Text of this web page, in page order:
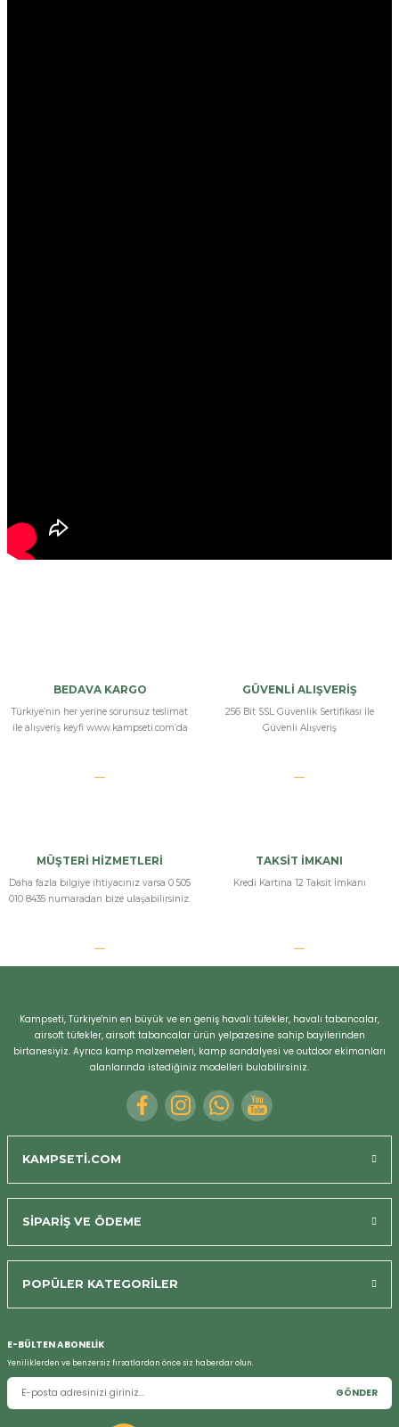
güçlü bir tabanca arıyordum kampsetini aradım bana bu tabancayı
önerdiler bu çok manyak makinaymış bayıldım tavsiye ederim herkese
hatsan velox
İsmail Sert | 13/01/2025
BEDAVA KARGO
Türkiye’nin her yerine sorunsuz teslimat
ile alışveriş keyfi www.kampseti.com’da
GÜVENLİ ALIŞVERİŞ
256 Bit SSL Güvenlik Sertifikası İle
Güvenli Alışveriş
MÜŞTERİ HİZMETLERİ
Daha fazla bilgiye ihtiyacınız varsa 0 505
010 8435 numaradan bize ulaşabilirsiniz.
TAKSİT İMKANI
Kredi Kartına 12 Taksit İmkanı
Kampseti, Türkiye'nin en büyük ve en geniş havalı tüfekler, havalı tabancalar,
airsoft tüfekler, airsoft tabancalar ürün yelpazesine sahip bayilerinden
birtanesiyiz. Ayrıca kamp malzemeleri, kamp sandalyesi ve outdoor ekimanları
alanlarında istediğiniz modelleri bulabilirsiniz.
KAMPSETİ.COM
SİPARİŞ VE ÖDEME
POPÜLER KATEGORİLER
E-BÜLTEN ABONELİK
Yeniliklerden ve benzersiz fırsatlardan önce siz haberdar olun.
GÖNDER